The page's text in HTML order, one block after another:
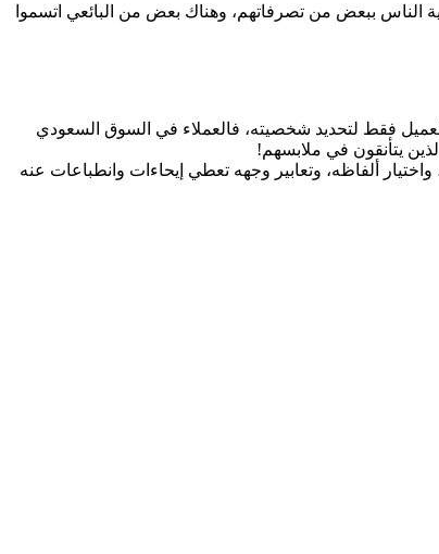
الناس ببعض من تصرفاتهم، وهناك بعض من البائعي اتسموا
فقط لتحديد شخصيته، فالعملاء في السوق السعودي
يتأنقون في ملابسهم!
ألفاظه، وتعابير وجهه تعطي إيحاءات وانطباعات عنه